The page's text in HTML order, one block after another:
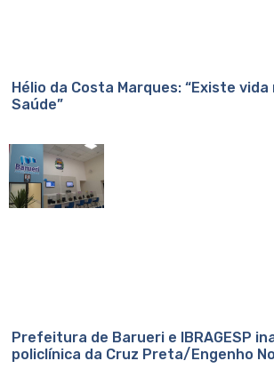
Hélio da Costa Marques: “Existe vida
Saúde”
Prefeitura de Barueri e IBRAGESP
policlínica da Cruz Preta/Engenho